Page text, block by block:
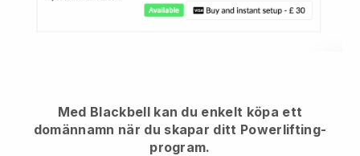
Med Blackbell kan du enkelt köpa ett
domännamn när du skapar ditt Powerlifting-
program.